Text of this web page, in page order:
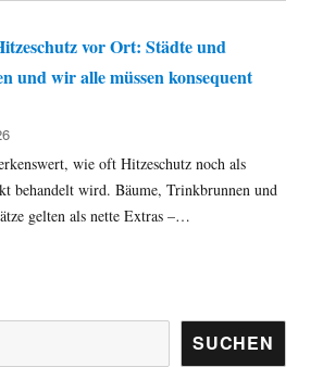
vor Ort: Städte und
und wir alle müssen konsequent
wie oft Hitzeschutz noch als
behandelt wird. Bäume, Trinkbrunnen und
gelten als nette Extras –…
SUCHEN